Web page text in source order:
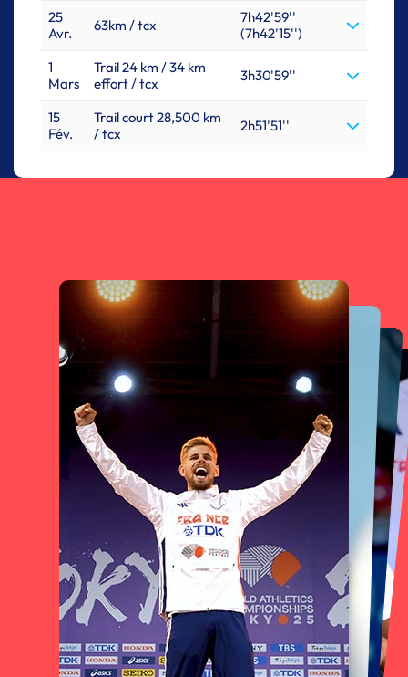
25
Avr.
63km / tcx
7h42'59''
(7h42'15'')
1
Mars
Trail 24 km / 34 km
effort / tcx
3h30'59''
15
Fév.
Trail court 28,500 km
/ tcx
2h51'51''